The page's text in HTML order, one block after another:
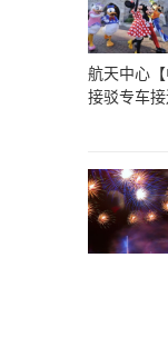
航天中心
接驳专车